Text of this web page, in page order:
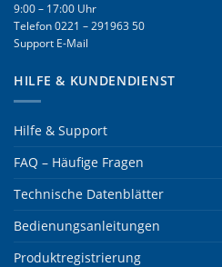
9:00 – 17:00 Uhr
Telefon0221 – 291963 50
Support E-Mail
HILFE & KUNDENDIENST
Hilfe & Support
FAQ – Häufige Fragen
Technische Datenblätter
Bedienungsanleitungen
Produktregistrierung